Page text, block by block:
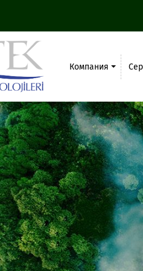
Компания